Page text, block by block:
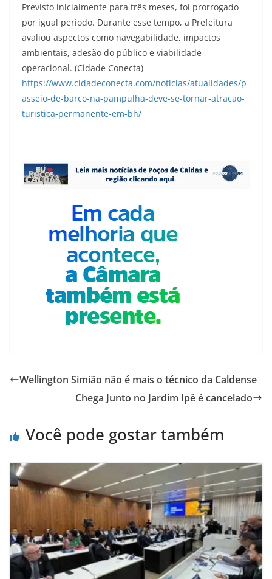
Previsto inicialmente para três meses, foi prorrogado
por igual período. Durante esse tempo, a Prefeitura
avaliou aspectos como navegabilidade, impactos
ambientais, adesão do público e viabilidade
operacional. (Cidade Conecta)
https://www.cidadeconecta.com/noticias/atualidades/p
asseio-de-barco-na-pampulha-deve-se-tornar-atracao-
turistica-permanente-em-bh/
Wellington Simião não é mais o técnico da Caldense
Chega Junto no Jardim Ipê é cancelado
Você pode gostar também